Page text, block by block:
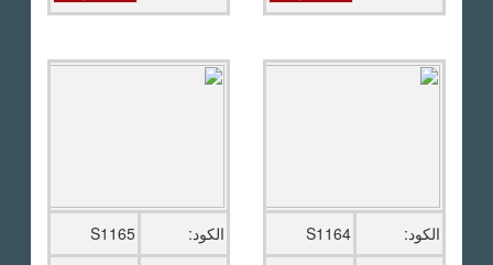
الكود:
S1164
الكود:
S1165